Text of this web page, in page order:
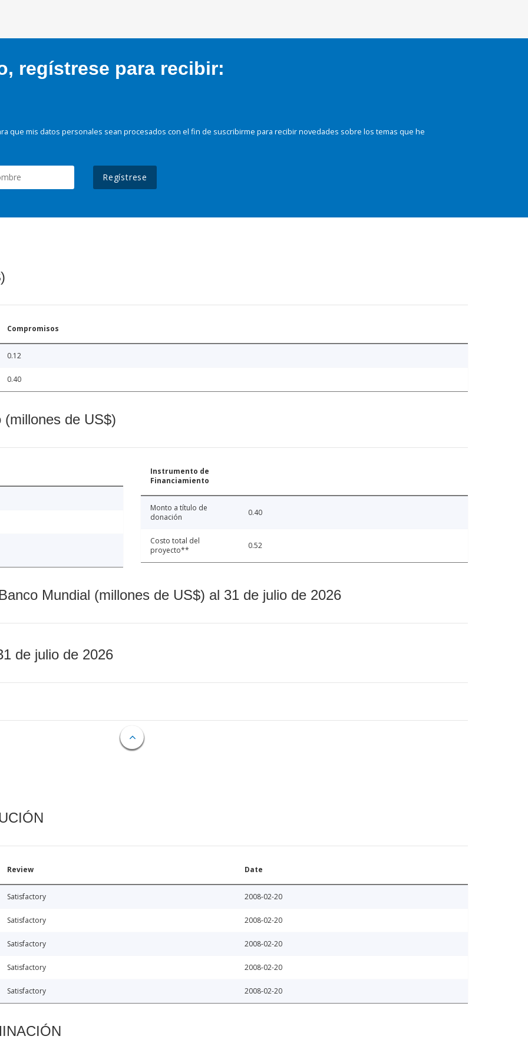
regístrese para recibir:
que mis datos personales sean procesados con el fin de suscribirme para recibir novedades sobre los temas que he
Regístrese
Compromisos
0.12
0.40
de US$)
Instrumento de
Financiamiento
Monto a título de
donación
0.40
Costo total del
proyecto**
0.52
Mundial (millones de US$) al 31 de julio de 2026
de julio de 2026
Review Date
Satisfactory 2008-02-20
Satisfactory 2008-02-20
Satisfactory 2008-02-20
Satisfactory 2008-02-20
Satisfactory 2008-02-20